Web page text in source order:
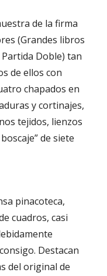
de la firma
(Grandes libros
Doble) tan
de ellos con
chapados en
y cortinajes,
tejidos, lienzos
de siete
pinacoteca,
cuadros, casi
Destacan
del original de